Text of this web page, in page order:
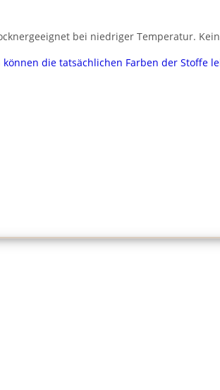
bei niedriger Temperatur.
die tatsächlichen Farben der Stoffe